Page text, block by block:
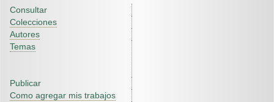
Consultar
Colecciones
Autores
Temas
Publicar
Como agregar mis trabajos